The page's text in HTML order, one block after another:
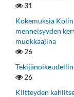
31
Kokemuksia
menneisyyden
muokkaajina
26
26
Kiltteyden